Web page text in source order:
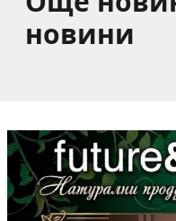
новини